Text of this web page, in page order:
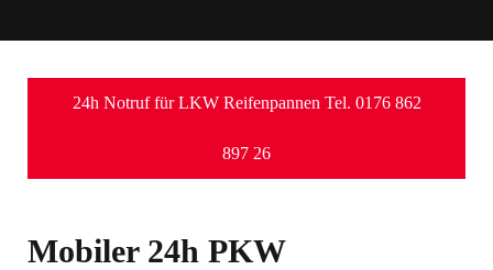
24h Notruf für LKW Reifenpannen Tel. 0176 862
897 26
Mobiler 24h PKW